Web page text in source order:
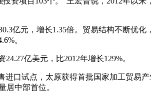
亿元，增长1.35倍。贸易结构不断优
。
亿美元，比2012年增长129%。
试点，太原获得首批国家加工贸易产
居中部首位。